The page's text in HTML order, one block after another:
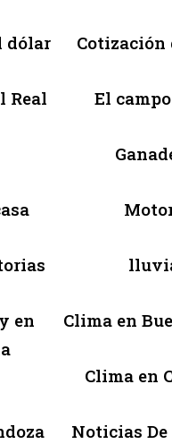
dólar Cotización
Real El
en
Clima en
Clima en
Noticias De